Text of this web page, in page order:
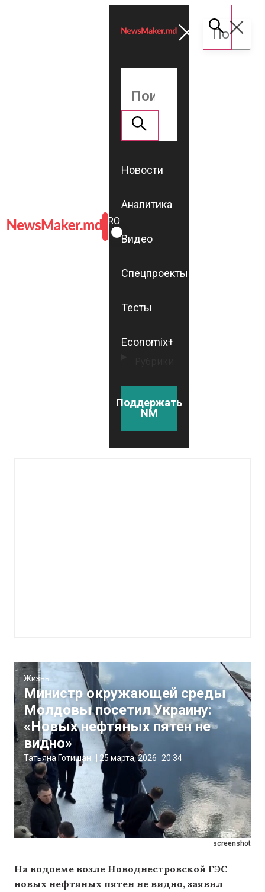
ROMÂNĂ
RU
Новости
Аналитика
Видео
Спецпроекты
Тесты
Economix+
Поддержать
NM
screenshot
Жизнь
Министр окружающей среды
Молдовы посетил Украину:
«Новых нефтяных пятен не
видно»
Татьяна Готишан 25 марта, 2026 20:34
На водоеме возле Новоднестровской ГЭС
новых нефтяных пятен не видно, заявил